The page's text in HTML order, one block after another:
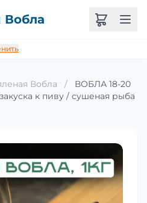
Вобла
Вобла /
ВОБЛА 18-20
к пиву / сушеная рыба